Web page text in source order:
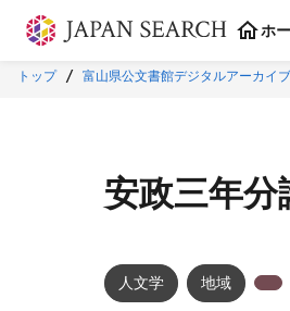
本文に飛ぶ
ホ
トップ 富山県公文書館デジタルアーカイ
安政三年
人文学 地域